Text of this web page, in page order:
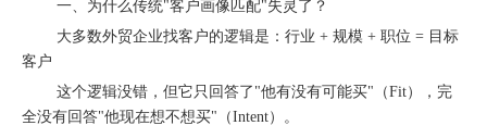
圆满落幕｜冀货出海再添新动能！这场跨境电商闭门会干货拉满→
一、为什么传统"客户画像匹配"失灵了？
大多数外贸企业找客户的逻辑是：行业 + 规模 + 职位 = 目标
客户
这个逻辑没错，但它只回答了"他有没有可能买"（Fit），完
全没有回答"他现在想不想买"（Intent）。